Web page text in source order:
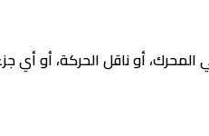
أو ناقل الحركة، أو أي